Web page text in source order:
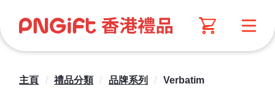
主頁 / 禮品分類 / 品牌系列 / Verbatim